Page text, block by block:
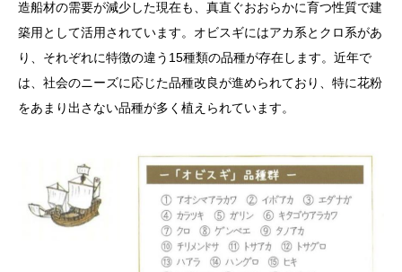
造船材の需要が減少した現在も、真直ぐおおらかに育つ性質で建
築用として活用されています。オビスギにはアカ系とクロ系があ
り、それぞれに特徴の違う15種類の品種が存在します。近年で
は、社会のニーズに応じた品種改良が進められており、特に花粉
をあまり出さない品種が多く植えられています。